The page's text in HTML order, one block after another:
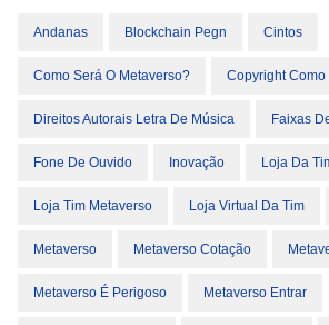
Andanas Blockchain Pegn Cintos
Como Será O Metaverso? Copyright Como
Direitos Autorais Letra De Música Faixas
Fone De Ouvido Inovação Loja Da
Loja Tim Metaverso Loja Virtual Da Tim
Metaverso Metaverso Cotação
Metaverso É Perigoso Metaverso Entrar